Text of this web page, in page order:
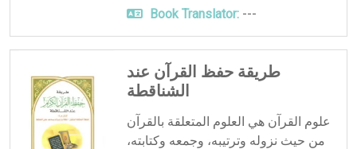
Book Translator:---
طريقة حفظ القرآن عند
الشناقطة
علوم القرآن هي العلوم المتعلقة بالقرآن
من حيث نزوله وترتيبه، وجمعه وكتابته،